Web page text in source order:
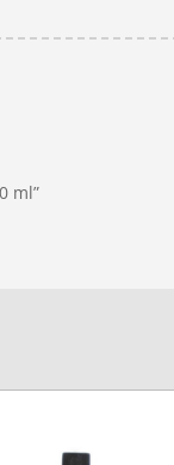
ml”